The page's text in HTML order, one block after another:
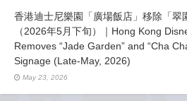
香港迪士尼樂園「廣場飯店」移除「翠
（2026年5月下旬）｜Hong Kong
Removes “Jade Garden” and “Cha
Signage (Late-May, 2026)
May 23, 2026